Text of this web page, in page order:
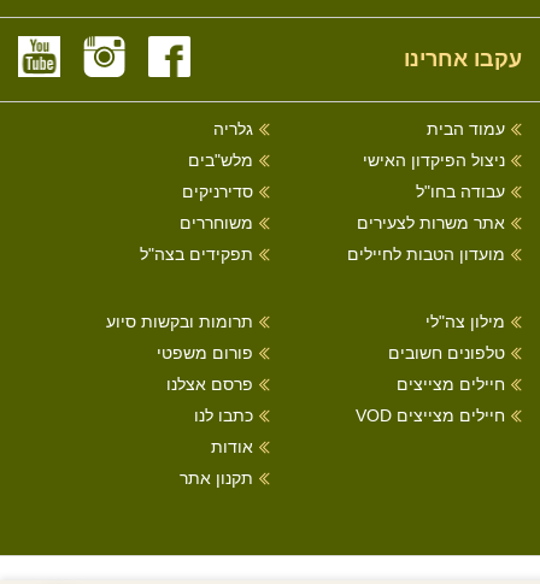
עקבו אחרינו
עמוד הבית
ניצול הפיקדון האישי
עבודה בחו"ל
אתר משרות לצעירים
מועדון הטבות לחיילים
גלריה
מלש"בים
סדירניקים
משוחררים
תפקידים בצה"ל
מילון צה"לי
טלפונים חשובים
חיילים מצייצים
חיילים מצייצים VOD
תרומות ובקשות סיוע
פורום משפטי
פרסם אצלנו
כתבו לנו
אודות
תקנון אתר